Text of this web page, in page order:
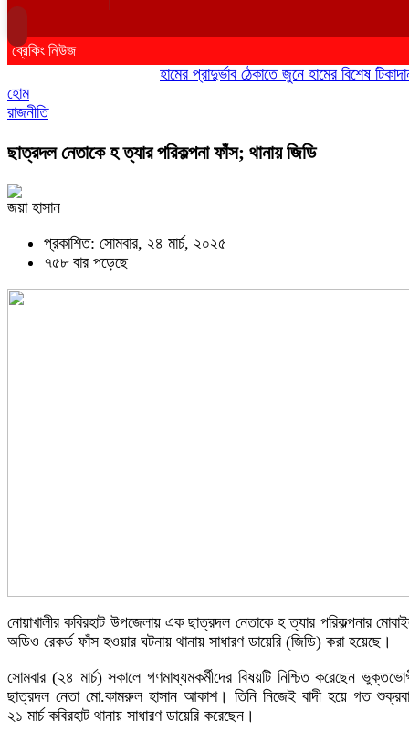
ব্রেকিং নিউজ
হামের প্রাদুর্ভাব ঠেকাতে জুনে হামের বিশেষ টিকাদান;
হোম
রাজনীতি
ছাত্রদল নেতাকে হ ত্যার পরিকল্পনা ফাঁস; থানায় জিডি
জয়া হাসান
প্রকাশিত: সোমবার, ২৪ মার্চ, ২০২৫
৭৫৮ বার পড়েছে
নোয়াখালীর কবিরহাট উপজেলায় এক ছাত্রদল নেতাকে হ ত্যার পরিকল্পনার
অডিও রেকর্ড ফাঁস হওয়ার ঘটনায় থানায় সাধারণ ডায়েরি (জিডি) করা হয়েছে।
সোমবার (২৪ মার্চ) সকালে গণমাধ্যমকর্মীদের বিষয়টি নিশ্চিত করেছেন
ছাত্রদল নেতা মো.কামরুল হাসান আকাশ। তিনি নিজেই বাদী হয়ে গত
২১ মার্চ কবিরহাট থানায় সাধারণ ডায়েরি করেছেন।